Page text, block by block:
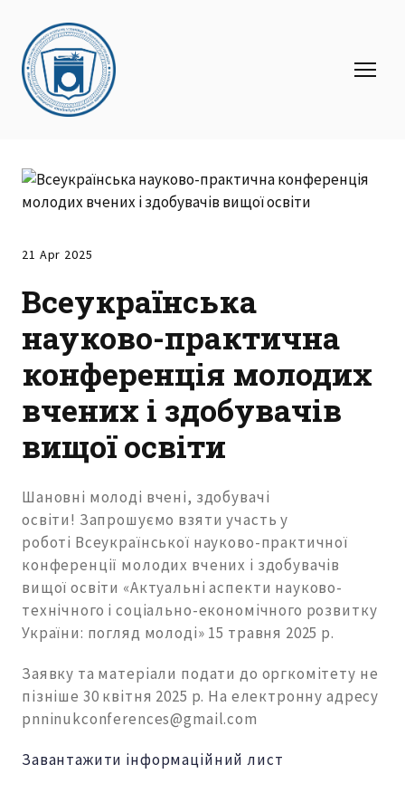
21 Apr 2025
Всеукраїнська
науково-практична
конференція молодих
вчених і здобувачів
вищої освіти
Шановні молоді вчені, здобувачі
освіти! Запрошуємо взяти участь у
роботі Всеукраїнської науково-практичної
конференції молодих вчених і здобувачів
вищої освіти «Актуальні аспекти науково-
технічного і соціально-економічного розвитку
України: погляд молоді» 15 травня 2025 р.
Заявку та матеріали подати до оргкомітету не
пізніше 30 квітня 2025 р. На електронну адресу
pnninukconferences@gmail.com
Завантажити інформаційний лист